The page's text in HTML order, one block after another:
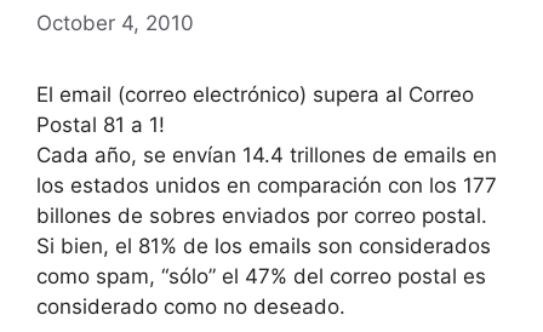
October 4, 2010
El email (correo electrónico) supera al Correo
Postal 81 a 1!
Cada año, se envían 14.4 trillones de emails en
los estados unidos en comparación con los 177
billones de sobres enviados por correo postal.
Si bien, el 81% de los emails son considerados
como spam, “sólo” el 47% del correo postal es
considerado como no deseado.